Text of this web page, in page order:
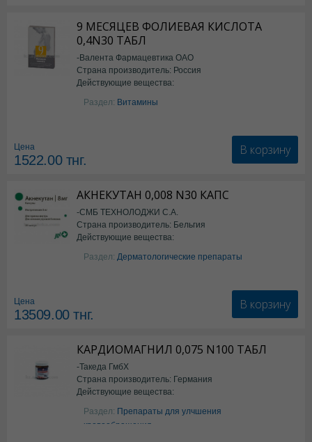
9 МЕСЯЦЕВ ФОЛИЕВАЯ КИСЛОТА
0,4N30 ТАБЛ
-Валента Фармацевтика ОАО
Страна производитель: Россия
Действующие вещества:
фолиевая кислота
Раздел: Витамины
Цена
1522.00тнг.
В корзину
АКНЕКУТАН 0,008 N30 КАПС
-СМБ ТЕХНОЛОДЖИ С.А.
Страна производитель: Бельгия
Действующие вещества:
Изотретиноин
Раздел: Дерматологические препараты
Цена
13509.00тнг.
В корзину
КАРДИОМАГНИЛ 0,075 N100 ТАБЛ
-Такеда ГмбХ
Страна производитель: Германия
Действующие вещества:
ацетилсалициловая кислота
Раздел: Препараты для улчшения
кровообращения